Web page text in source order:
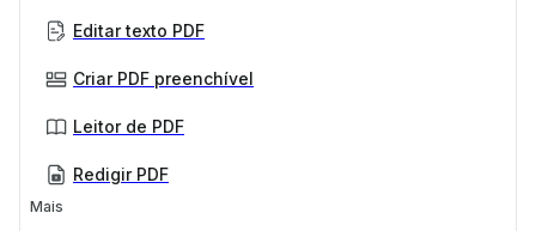
Editar texto PDF
Criar PDF preenchível
Leitor de PDF
Redigir PDF
Mais